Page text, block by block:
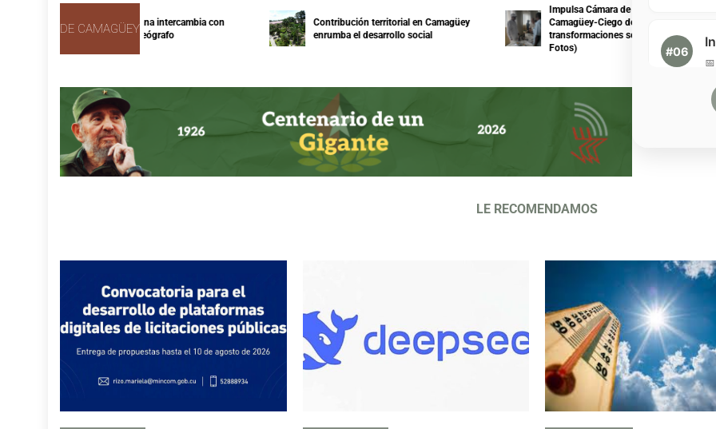
DE CAMAGÜEY
Compañía cubana intercambia con
prestigioso coreógrafo
Contribución territorial en Camagüey
enrumba el desarrollo social
Impulsa Cámara de Comercio
Camagüey-Ciego de Ávila
transformaciones socioeconómicas (+
Fotos)
#06
#09
#10
#11
LE RECOMENDAMOS